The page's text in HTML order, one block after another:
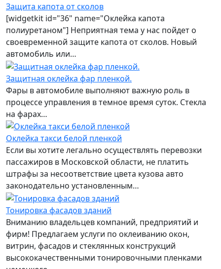
Защита капота от сколов
[widgetkit id="36" name="Оклейка капота
полиуретаном"] Неприятная тема у нас пойдет о
своевременной защите капота от сколов. Новый
автомобиль или…
Защитная оклейка фар пленкой.
Фары в автомобиле выполняют важную роль в
процессе управления в темное время суток. Стекла
на фарах…
Оклейка такси белой пленкой
Если вы хотите легально осуществлять перевозки
пассажиров в Московской области, не платить
штрафы за несоответствие цвета кузова авто
законодательно установленным…
Тонировка фасадов зданий
Вниманию владельцев компаний, предприятий и
фирм! Предлагаем услуги по оклеиванию окон,
витрин, фасадов и стеклянных конструкций
высококачественными тонировочными пленками